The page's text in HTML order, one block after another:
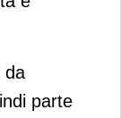
da
parte